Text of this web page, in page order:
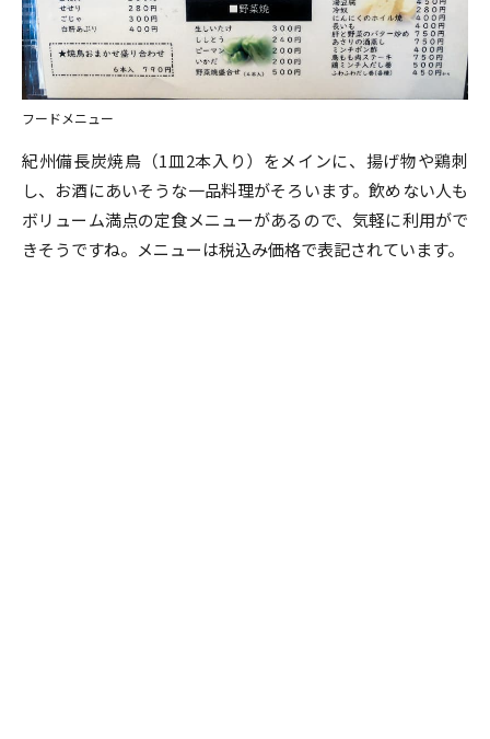
フードメニュー
紀州備長炭焼鳥（1皿2本入り）をメインに、揚げ物や鶏刺
し、お酒にあいそうな一品料理がそろいます。飲めない人も
ボリューム満点の定食メニューがあるので、気軽に利用がで
きそうですね。メニューは税込み価格で表記されています。